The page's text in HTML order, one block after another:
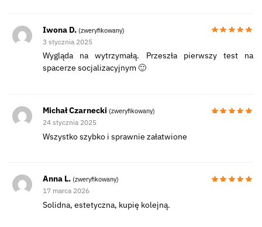
Iwona D. (zweryfikowany)
3 stycznia 2025
Wygląda na wytrzymałą. Przeszła pierwszy test na
spacerze socjalizacyjnym 🙂
Michał Czarnecki (zweryfikowany)
24 stycznia 2025
Wszystko szybko i sprawnie załatwione
Anna L. (zweryfikowany)
17 marca 2026
Solidna, estetyczna, kupię kolejną.